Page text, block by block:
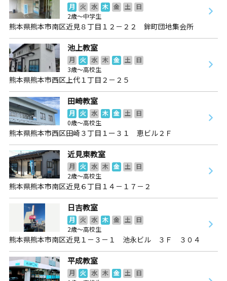
月 火 水 木 金 土
日
2歳～中学生
熊本県熊本市南区近見８丁目１２－２２ 鉾町団地集会所
池上教室
月 火 水 木 金 土
日
3歳～高校生
熊本県熊本市西区上代１丁目２－２５
田崎教室
月 火 水 木 金 土
日
0歳～高校生
熊本県熊本市西区田崎３丁目１ー３１ 恵ビル２Ｆ
近見東教室
月 火 水 木 金 土
日
2歳～高校生
熊本県熊本市南区近見６丁目１４－１７－２
日吉教室
月 火 水 木 金 土
日
2歳～高校生
熊本県熊本市南区近見１－３－１ 池永ビル ３Ｆ ３０４
平成教室
月 火 水 木 金 土
日